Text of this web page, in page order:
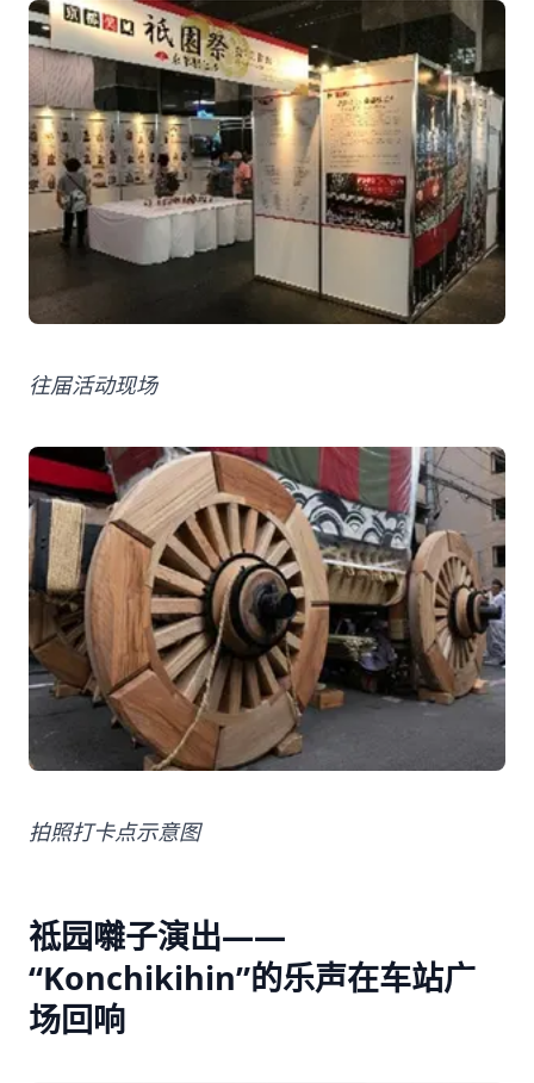
往届活动现场
拍照打卡点示意图
祗园囃子演出——
“Konchikihin”的乐声在车站广
场回响